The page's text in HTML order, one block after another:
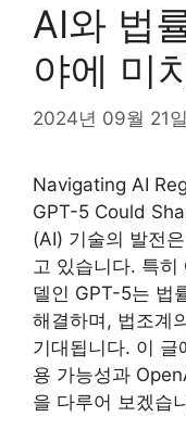
AI와 법
야에 미
2024년 09월 21일
Navigating AI
GPT-5 Could
(AI) 기술의 발전
고 있습니다. 특
델인 GPT-5는 법
해결하며, 법조계
기대됩니다. 이 글
용 가능성과
을 다루어 보겠습